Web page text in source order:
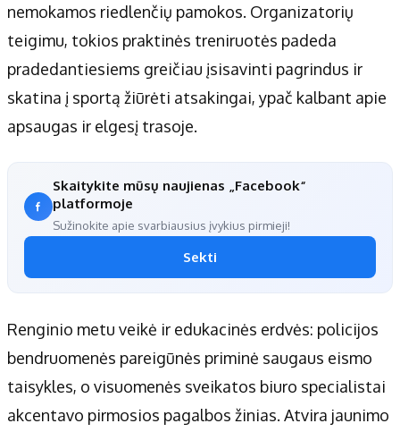
nemokamos riedlenčių pamokos. Organizatorių
teigimu, tokios praktinės treniruotės padeda
pradedantiesiems greičiau įsisavinti pagrindus ir
skatina į sportą žiūrėti atsakingai, ypač kalbant apie
apsaugas ir elgesį trasoje.
Skaitykite mūsų naujienas „Facebook“
platformoje
Sužinokite apie svarbiausius įvykius pirmieji!
Sekti
Renginio metu veikė ir edukacinės erdvės: policijos
bendruomenės pareigūnės priminė saugaus eismo
taisykles, o visuomenės sveikatos biuro specialistai
akcentavo pirmosios pagalbos žinias. Atvira jaunimo